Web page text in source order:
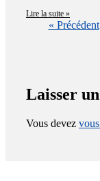
Lire la suite »
« Précédent
Laisser
Vous devez